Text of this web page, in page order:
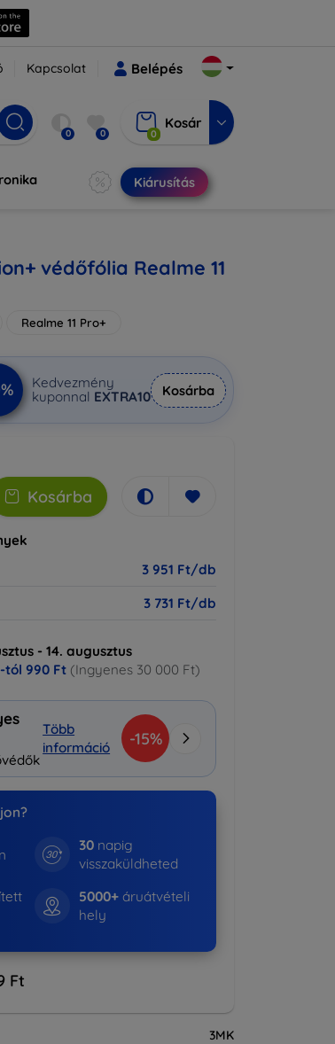
Kapcsolat Belépés
0 0 0
Kosár
Kiárusítás
védőfólia Realme 11
Realme 11 Pro+
Kedvezmény
kuponnal EXTRA10 Kosárba
Kosárba
3 951 Ft/db
3 731 Ft/db
- 14. augusztus
tól 990 Ft (Ingyenes 30 000 Ft)
Több
információ
-15%
30napig
visszaküldheted
5000+áruátvételi
hely
Ft
3MK